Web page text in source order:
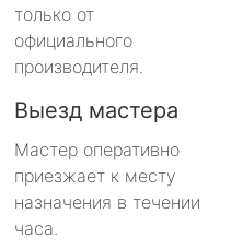
только от
официального
производителя.
Выезд мастера
Мастер оперативно
приезжает к месту
назначения в течении
часа.